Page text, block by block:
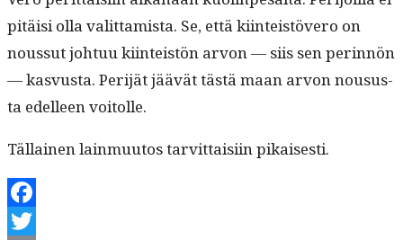
pitäisi olla valit­tamista. Se, että kiin­teistövero on
nous­sut johtuu kiin­teistön arvon — siis sen perin­nön
— kasvus­ta. Per­i­jät jäävät tästä maan arvon nousus­
ta edelleen voitolle.
Täl­lainen lain­muu­tos tarvit­taisi­in pikaisesti.
Facebook